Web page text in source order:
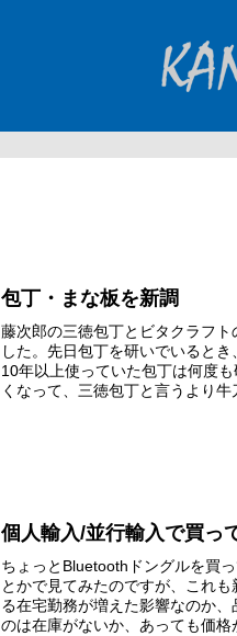
包丁・まな板を新調
藤次郎の三徳包丁とビタクラフ
した。先日包丁を研いでいると
10年以上使っていた包丁は何度
くなって、三徳包丁と言うより牛
個人輸入/並行輸入で買っ
ちょっとBluetoothドングルを買
とかで見てみたのですが、これ
る在宅勤務が増えた影響なのか
のは在庫がないか、あっても価格